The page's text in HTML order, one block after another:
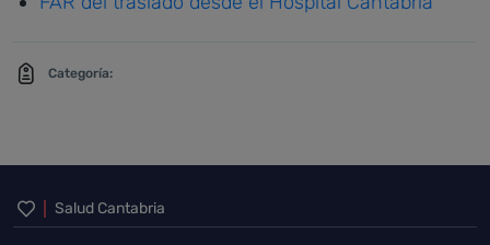
Categoría:
Inicio del pie de página
Salud Cantabria